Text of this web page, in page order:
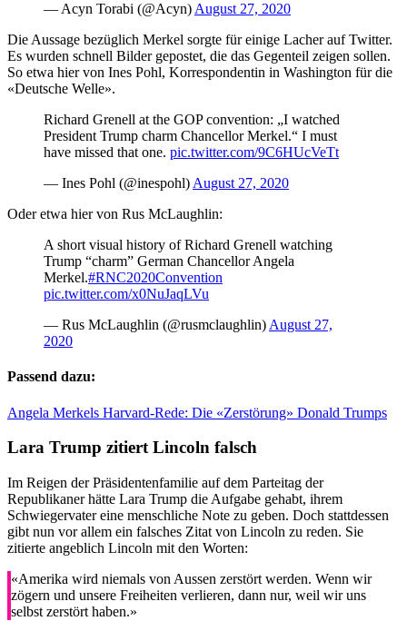
— Acyn Torabi (@Acyn) August 27, 2020
Die Aussage bezüglich Merkel sorgte für einige Lacher auf Twitter.
Es wurden schnell Bilder gepostet, die das Gegenteil zeigen sollen.
So etwa hier von Ines Pohl, Korrespondentin in Washington für die
«Deutsche Welle».
Richard Grenell at the GOP convention: „I watched
President Trump charm Chancellor Merkel.“ I must
have missed that one. pic.twitter.com/9C6HUcVeTt
— Ines Pohl (@inespohl) August 27, 2020
Oder etwa hier von Rus McLaughlin:
A short visual history of Richard Grenell watching
Trump “charm” German Chancellor Angela
Merkel.#RNC2020Convention
pic.twitter.com/x0NuJaqLVu
— Rus McLaughlin (@rusmclaughlin) August 27,
2020
Passend dazu:
Angela Merkels Harvard-Rede: Die «Zerstörung» Donald Trumps
Lara Trump zitiert Lincoln falsch
Im Reigen der Präsidentenfamilie auf dem Parteitag der
Republikaner hätte Lara Trump die Aufgabe gehabt, ihrem
Schwiegervater eine menschliche Note zu geben. Doch stattdessen
gibt nun vor allem ein falsches Zitat von Lincoln zu reden. Sie
zitierte angeblich Lincoln mit den Worten:
«Amerika wird niemals von Aussen zerstört werden. Wenn wir
zögern und unsere Freiheiten verlieren, dann nur, weil wir uns
selbst zerstört haben.»